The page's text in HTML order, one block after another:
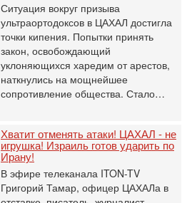
Ситуация вокруг призыва
ультраортодоксов в ЦАХАЛ достигла
точки кипения. Попытки принять
закон, освобождающий
уклоняющихся харедим от арестов,
наткнулись на мощнейшее
сопротивление общества. Стало…
Хватит отменять атаки! ЦАХАЛ - не
игрушка! Израиль готов ударить по
Ирану!
В эфире телеканала ITON-TV
Григорий Тамар, офицер ЦАХАЛа в